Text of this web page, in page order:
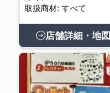
取扱商材: すべて
店舗詳細・地図